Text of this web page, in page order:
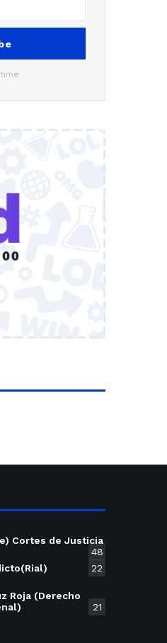
Cortes de Justicia
48
22
Roja (Derecho
21